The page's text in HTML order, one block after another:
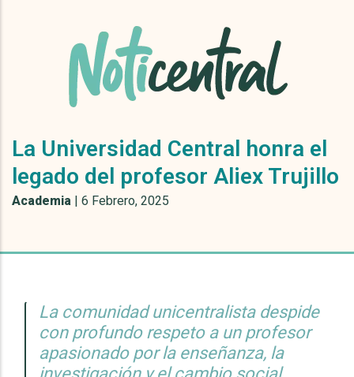
La Universidad Central honra el
legado del profesor Aliex Trujillo
Academia | 6 Febrero, 2025
La comunidad unicentralista despide
con profundo respeto a un profesor
apasionado por la enseñanza, la